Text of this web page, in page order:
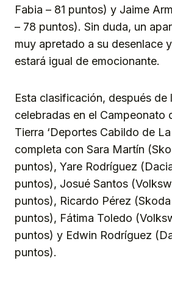
Fabia – 81 puntos) y Jaime
– 78 puntos). Sin duda, un
muy apretado a su desenlace
estará igual de emocionante.
Esta clasificación, después de
celebradas en el Campeonato
Tierra ‘Deportes Cabildo de La
completa con Sara Martín
puntos), Yare Rodríguez
puntos), Josué Santos
puntos), Ricardo Pérez
puntos), Fátima Toledo
puntos) y Edwin Rodríguez
puntos).